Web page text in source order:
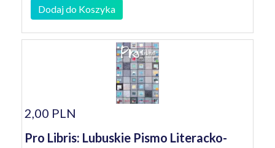
Dodaj do Koszyka
2,00 PLN
Pro Libris: Lubuskie Pismo Literacko-